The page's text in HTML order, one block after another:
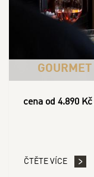
cena od 4.890
ČTĚTE VÍCE